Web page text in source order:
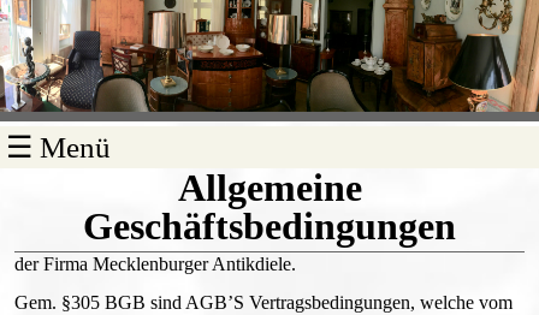
☰ Menü
Allgemeine
Geschäftsbedingungen
der Firma Mecklenburger Antikdiele.
Gem. §305 BGB sind AGB’S Vertragsbedingungen, welche vom